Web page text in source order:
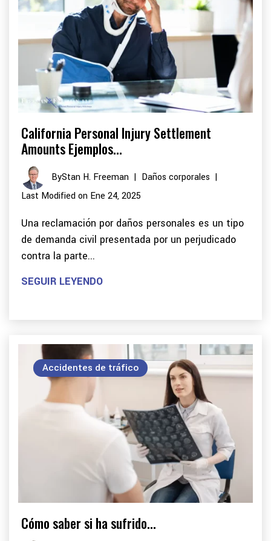
California Personal Injury Settlement
Amounts Ejemplos...
ByStan H. Freeman | Daños corporales |
Last Modified on Ene 24, 2025
Una reclamación por daños personales es un tipo
de demanda civil presentada por un perjudicado
contra la parte...
SEGUIR LEYENDO
Cómo saber si ha sufrido...
Accidentes de tráfico